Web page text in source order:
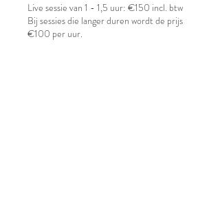
Live sessie van 1 - 1,5 uur: €150 incl. btw
Bij sessies die langer duren wordt de prijs
€100 per uur.